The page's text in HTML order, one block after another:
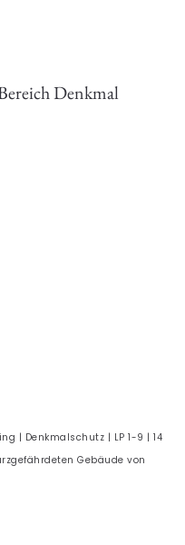
Denkmal
| Denkmalschutz | LP 1-9 | 14
Gebäude von